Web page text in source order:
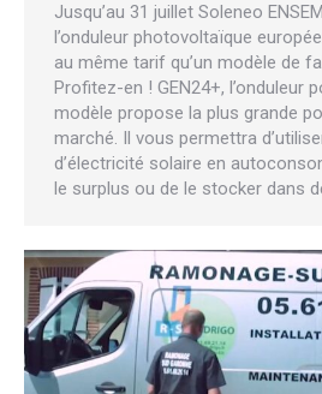
Jusqu’au 31 juillet Soleneo
l’onduleur photovoltaïque
au même tarif qu’un modèle de
Profitez-en ! GEN24+, l’onduleur
modèle propose la plus grande
marché. Il vous permettra
d’électricité solaire en
le surplus ou de le stocker dans